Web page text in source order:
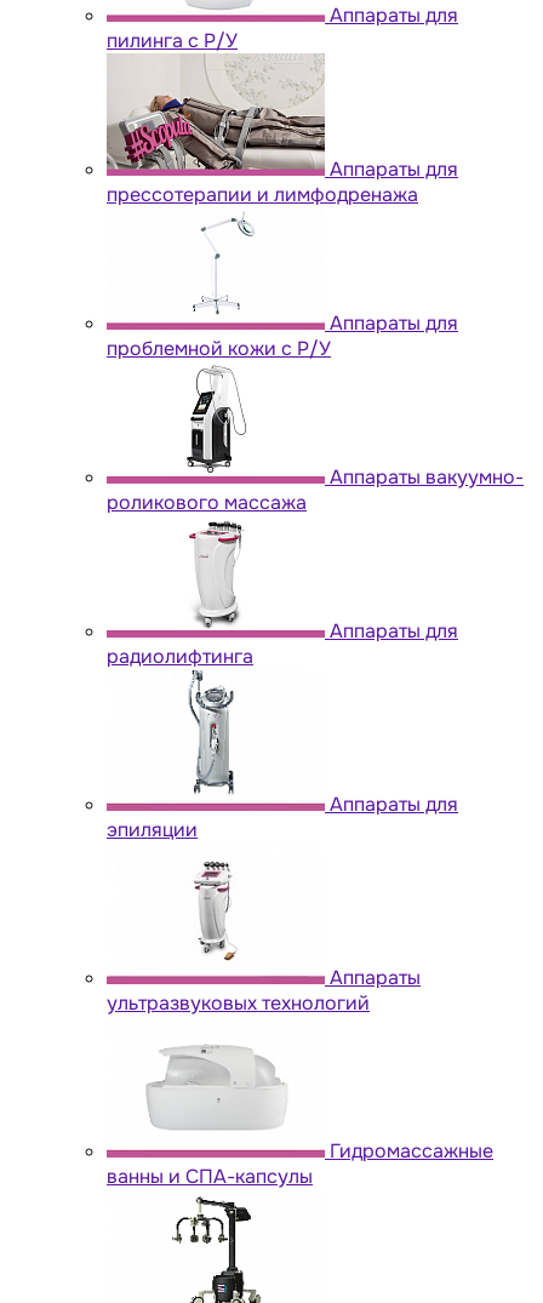
Аппараты для
пилинга с Р/У
Аппараты для
прессотерапии и лимфодренажа
Аппараты для
проблемной кожи с Р/У
Аппараты вакуумно-
роликового массажа
Аппараты для
радиолифтинга
Аппараты для
эпиляции
Аппараты
ультразвуковых технологий
Гидромассажные
ванны и СПА-капсулы